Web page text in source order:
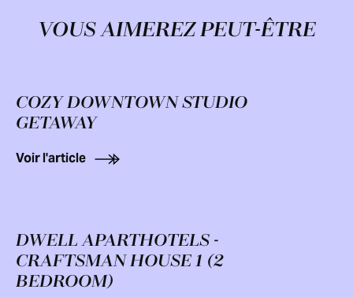
VOUS AIMEREZ PEUT-ÊTRE
COZY DOWNTOWN STUDIO
GETAWAY
Voir l'article
DWELL APARTHOTELS -
CRAFTSMAN HOUSE 1 (2
BEDROOM)